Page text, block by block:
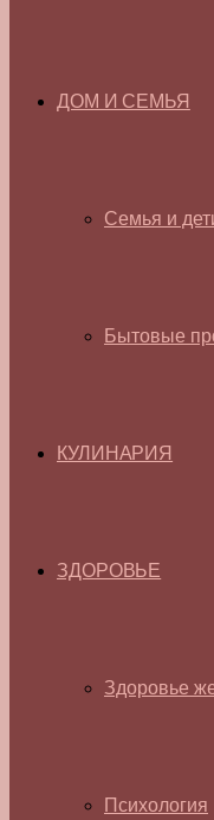
ДОМ И СЕМЬЯ
Семья и
Бытовые
КУЛИНАРИЯ
ЗДОРОВЬЕ
Здоровье
Психология